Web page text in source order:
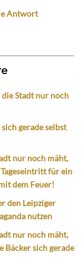
Antwort
Stadt nur noch
gerade selbst
nur noch mäht,
für ein
dem Feuer!
den Leipziger
nutzen
nur noch mäht,
Bäcker sich gerade